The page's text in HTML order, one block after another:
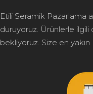
Etili Seramik Pazarlama
duruyoruz. Ürünlerle ilgili
bekliyoruz. Size en